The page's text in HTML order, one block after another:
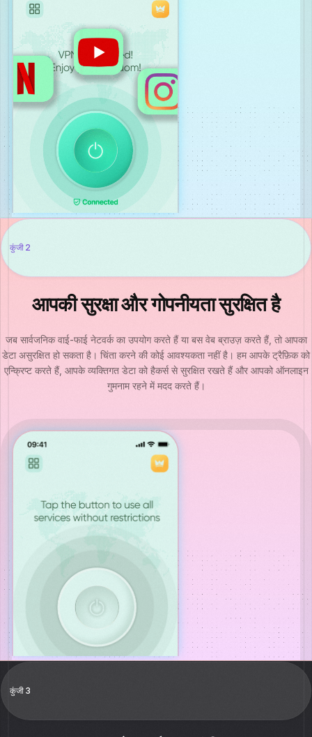
कुंजी 2
आपकी सुरक्षा और गोपनीयता सुरक्षित है
जब सार्वजनिक वाई-फाई नेटवर्क का उपयोग करते हैं या बस वेब ब्राउज़ करते हैं, तो आपका
डेटा असुरक्षित हो सकता है। चिंता करने की कोई आवश्यकता नहीं है। हम आपके ट्रैफ़िक को
एन्क्रिप्ट करते हैं, आपके व्यक्तिगत डेटा को हैकर्स से सुरक्षित रखते हैं और आपको ऑनलाइन
गुमनाम रहने में मदद करते हैं।
कुंजी 3